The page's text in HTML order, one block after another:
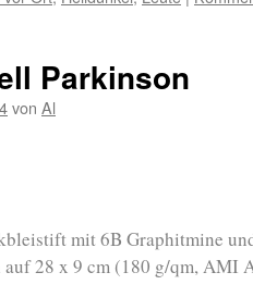
Parkinson
von Al
mit 6B Graphitmine
28 x 9 cm (180 g/qm, AMI